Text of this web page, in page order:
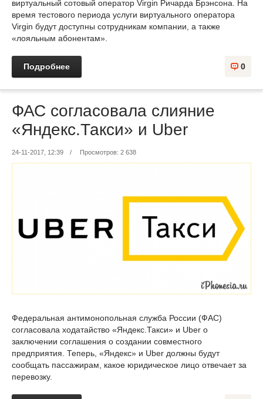
виртуальный сотовый оператор Virgin Ричарда Брэнсона. На
время тестового периода услуги виртуального оператора
Virgin будут доступны сотрудникам компании, а также
«лояльным абонентам».
Подробнее 0
ФАС согласовала слияние
«Яндекс.Такси» и Uber
24-11-2017, 12:39 / Просмотров: 2 638
Федеральная антимонопольная служба России (ФАС)
согласовала ходатайство «Яндекс.Такси» и Uber о
заключении соглашения о создании совместного
предприятия. Теперь, «Яндекс» и Uber должны будут
сообщать пассажирам, какое юридическое лицо отвечает за
перевозку.